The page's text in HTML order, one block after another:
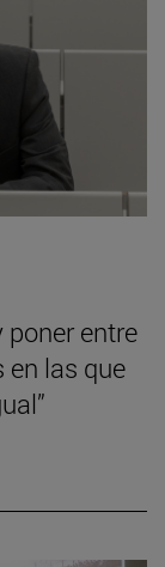
poner entre
en las que